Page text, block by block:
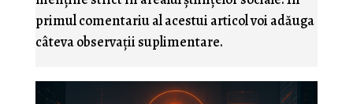
primul comentariu al acestui articol voi adăuga
câteva observaţii suplimentare.